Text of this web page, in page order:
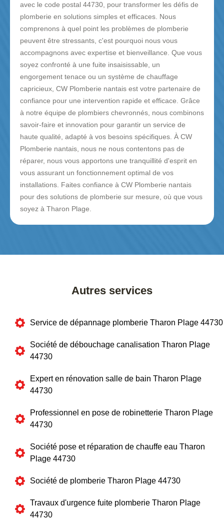
avec le code postal 44730, pour transformer les défis de
plomberie en solutions simples et efficaces. Nous
comprenons à quel point les problèmes de plomberie
peuvent être stressants, c'est pourquoi nous vous
accompagnons avec expertise et bienveillance. Que vous
soyez confronté à une fuite insaisissable, un
engorgement tenace ou un système de chauffage
capricieux, CW Plomberie nantais est votre partenaire de
confiance pour une intervention rapide et efficace. Grâce
à notre équipe de plombiers chevronnés, nous combinons
savoir-faire et innovation pour garantir un service de
haute qualité, adapté à vos besoins spécifiques. À CW
Plomberie nantais, nous ne nous contentons pas de
réparer, nous vous apportons une tranquillité d'esprit en
vous assurant un fonctionnement optimal de vos
installations. Faites confiance à CW Plomberie nantais
pour des solutions de plomberie sur mesure, où que vous
soyez à Tharon Plage.
Autres services
Service de dépannage plomberie Tharon Plage 44730
Société de débouchage canalisation Tharon Plage
44730
Expert en rénovation salle de bain Tharon Plage
44730
Professionnel en pose de robinetterie Tharon Plage
44730
Société pose et réparation de chauffe eau Tharon
Plage 44730
Société de plomberie Tharon Plage 44730
Travaux d'urgence fuite plomberie Tharon Plage
44730